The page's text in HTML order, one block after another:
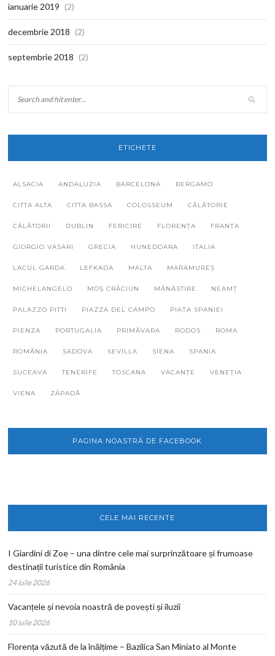
ianuarie 2019 (2)
decembrie 2018 (2)
septembrie 2018 (2)
ETICHETE
ALSACIA ANDALUZIA BARCELONA BERGAMO
CITTA ALTA CITTA BASSA COLOSSEUM CĂLĂTORIE
CĂLĂTORII DUBLIN FERICIRE FLORENȚA FRANȚA
GIORGIO VASARI GRECIA HUNEDOARA ITALIA
LACUL GARDA LEFKADA MALTA MARAMUREȘ
MICHELANGELO MOȘ CRĂCIUN MĂNĂSTIRE NEAMȚ
PALAZZO PITTI PIAZZA DEL CAMPO PIAȚA SPANIEI
PIENZA PORTUGALIA PRIMĂVARA RODOS ROMA
ROMÂNIA SADOVA SEVILLA SIENA SPANIA
SUCEAVA TENERIFE TOSCANA VACANȚE VENEȚIA
VIENA ZĂPADĂ
PAGINA NOASTRĂ DE FACEBOOK
CELE MAI RECENTE
I Giardini di Zoe – una dintre cele mai surprinzătoare și frumoase
destinații turistice din România
24 iulie 2026
Vacanțele și nevoia noastră de povești și iluzii
10 iulie 2026
Florența văzută de la înălțime – Bazilica San Miniato al Monte